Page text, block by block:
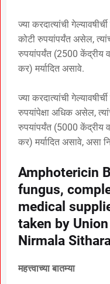
ज्या करदात्यांची
कोटी रुपयांपर्यंत असेल,
रुपयांपर्यंत (2500 केंद्रीय
कर) मर्यादित असावे.
ज्या करदात्यांची
रुपयांपेक्षा अधिक असेल,
रुपयांपर्यंत (5000 केंद्रीय
कर) मर्यादित असावे, असा
Amphotericin
fungus,
medical
taken by
Nirmala
महत्त्वाच्या बातम्या